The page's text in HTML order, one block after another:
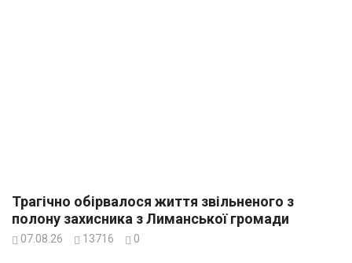
Трагічно обірвалося життя звільненого з
полону захисника з Лиманської громади
07.08.26 13716 0